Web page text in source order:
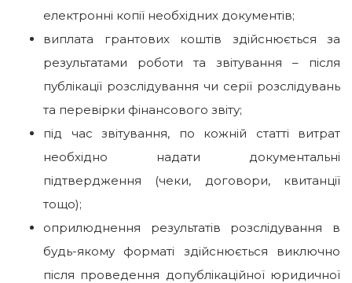
електронні копії необхідних документів;
виплата грантових коштів здійснюється за
результатами роботи та звітування – після
публікації розслідування чи серії розслідувань
та перевірки фінансового звіту;
під час звітування, по кожній статті витрат
необхідно надати документальні
підтвердження (чеки, договори, квитанції
тощо);
оприлюднення результатів розслідування в
будь-якому форматі здійснюється виключно
після проведення допублікаційної юридичної